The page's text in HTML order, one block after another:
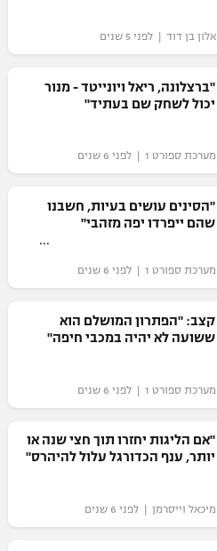
אלון בן דוד | לפני 5 שנים
"ברצלונה, ריאל ויונייטד - מנור
יכול לשחק שם בעתיד"
מערכת ספורט 1 | לפני 6 שנים
"הסינים עושים בעיות, חשבנו
שהם ייפרדו יפה מזהבי"
מערכת ספורט 1 | לפני 6 שנים
קצב: "הפתרון המושלם הוא
ששועה לא יהיה במכבי חיפה"
מערכת ספורט 1 | לפני 6 שנים
"אם הליגות יחזרו תוך חצי שנה או
יותר, ענף הכדורגל עלול להיהרס"
מיכאל וייסרמן | לפני 6 שנים